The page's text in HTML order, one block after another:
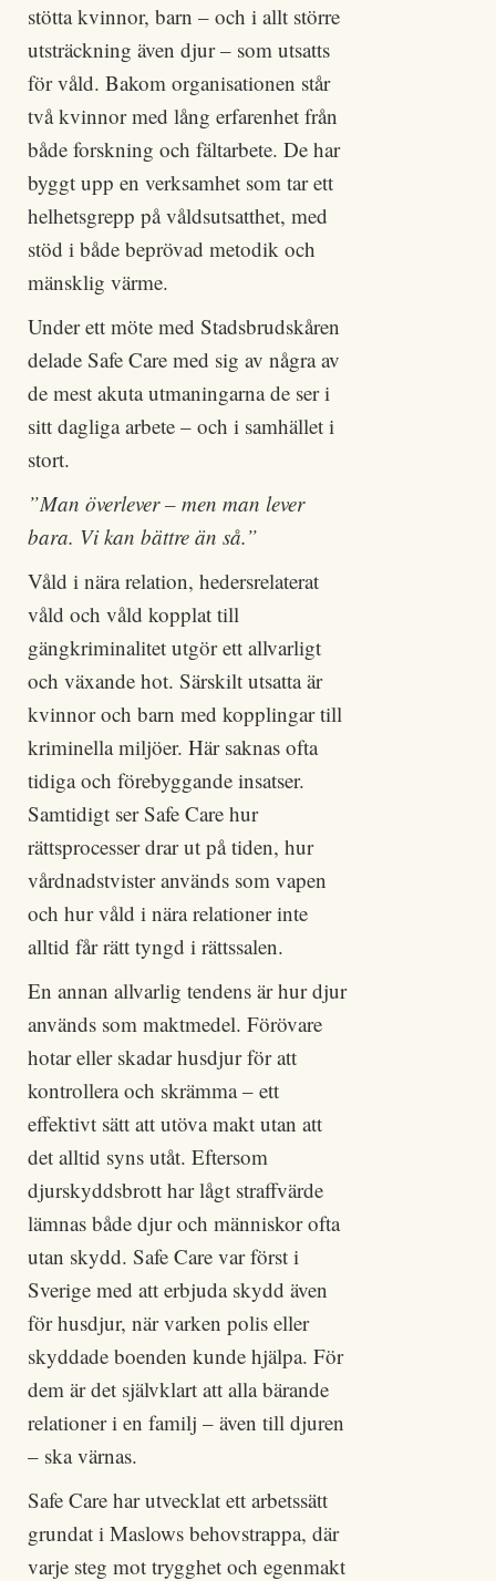
stötta kvinnor, barn – och i allt större
utsträckning även djur – som utsatts
för våld. Bakom organisationen står
två kvinnor med lång erfarenhet från
både forskning och fältarbete. De har
byggt upp en verksamhet som tar ett
helhetsgrepp på våldsutsatthet, med
stöd i både beprövad metodik och
mänsklig värme.
Under ett möte med Stadsbrudskåren
delade Safe Care med sig av några av
de mest akuta utmaningarna de ser i
sitt dagliga arbete – och i samhället i
stort.
”Man överlever – men man lever
bara. Vi kan bättre än så.”
Våld i nära relation, hedersrelaterat
våld och våld kopplat till
gängkriminalitet utgör ett allvarligt
och växande hot. Särskilt utsatta är
kvinnor och barn med kopplingar till
kriminella miljöer. Här saknas ofta
tidiga och förebyggande insatser.
Samtidigt ser Safe Care hur
rättsprocesser drar ut på tiden, hur
vårdnadstvister används som vapen
och hur våld i nära relationer inte
alltid får rätt tyngd i rättssalen.
En annan allvarlig tendens är hur djur
används som maktmedel. Förövare
hotar eller skadar husdjur för att
kontrollera och skrämma – ett
effektivt sätt att utöva makt utan att
det alltid syns utåt. Eftersom
djurskyddsbrott har lågt straffvärde
lämnas både djur och människor ofta
utan skydd. Safe Care var först i
Sverige med att erbjuda skydd även
för husdjur, när varken polis eller
skyddade boenden kunde hjälpa. För
dem är det självklart att alla bärande
relationer i en familj – även till djuren
– ska värnas.
Safe Care har utvecklat ett arbetssätt
grundat i Maslows behovstrappa, där
varje steg mot trygghet och egenmakt